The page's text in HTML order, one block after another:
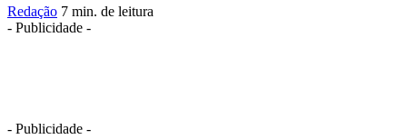
Redação 7 min. de leitura
- Publicidade -
- Publicidade -